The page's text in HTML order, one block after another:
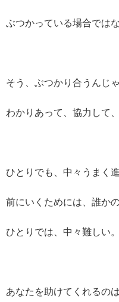
ぶつかっている場合では
そう、ぶつかり合うんじゃ
わかりあって、協力して
ひとりでも、中々うまく
前にいくためには、誰か
ひとりでは、中々難しい。
あなたを助けてくれるの